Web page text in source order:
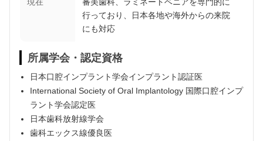
行っており、日本各地や海外からの来院
にも対応
所属学会・認定資格
日本口腔インプラント学会インプラント認証医
International Society of Oral Implantology 国際口腔インプ
ラント学会認定医
日本歯科放射線学会
歯科エックス線優良医